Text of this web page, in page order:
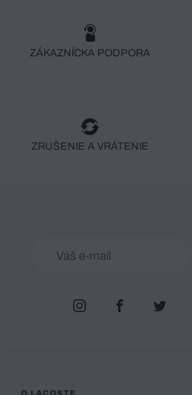
ZÁKAZNÍCKA PODPORA
ZRUŠENIE A VRÁTENIE
O LACOSTE